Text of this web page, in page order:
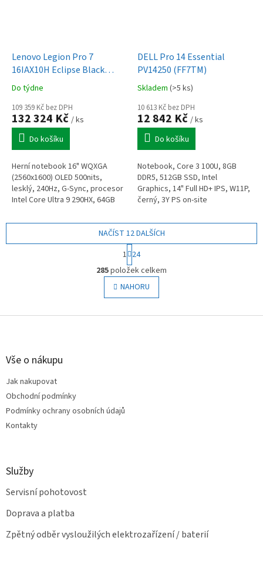
Lenovo Legion Pro 7
16IAX10H Eclipse Black
(83F500R5CK)
Do týdne
109 359 Kč bez DPH
132 324 Kč / ks
Do košíku
Herní notebook 16" WQXGA
(2560x1600) OLED 500nits,
lesklý, 240Hz, G-Sync, procesor
Intel Core Ultra 9 290HX, 64GB
PCIe 5.0x4 NVMe, NVIDIA
DELL Pro 14 Essential
PV14250 (FF7TM)
Skladem (>5 ks)
10 613 Kč bez DPH
12 842 Kč / ks
Do košíku
Notebook, Core 3 100U, 8GB
DDR5, 512GB SSD, Intel
Graphics, 14" Full HD+ IPS, W11P,
černý, 3Y PS on-site
O
v
l
á
NAČÍST 12 DALŠÍCH
S
t
r
á
n
k
v
1 24
285položek celkem
NAHORU
Z
Vše o nákupu
Jak nakupovat
Obchodní podmínky
Podmínky ochrany osobních údajů
Kontakty
Služby
Servisní pohotovost
Doprava a platba
Zpětný odběr vysloužilých elektrozařízení / baterií